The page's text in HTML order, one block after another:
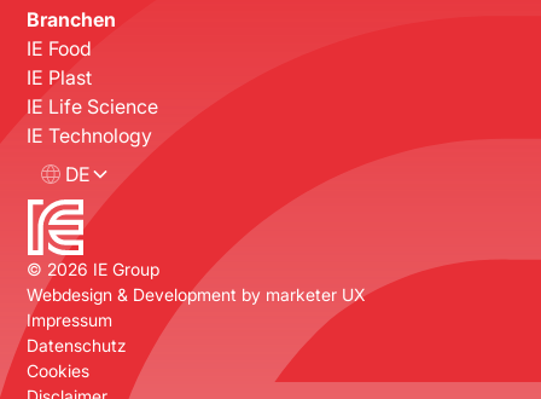
Branchen
IE Food
IE Plast
IE Life Science
IE Technology
DE
© 2026 IE Group
Webdesign & Development by marketer UX
Impressum
Datenschutz
Cookies